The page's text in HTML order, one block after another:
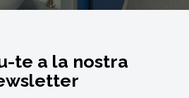
te a la nostra